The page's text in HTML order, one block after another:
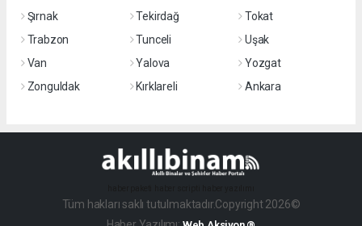
Şırnak
Tekirdağ
Tokat
Trabzon
Tunceli
Uşak
Van
Yalova
Yozgat
Zonguldak
Kırklareli Ankara
Tüm hakları saklı tutulmaktadır.Copyright 2026©